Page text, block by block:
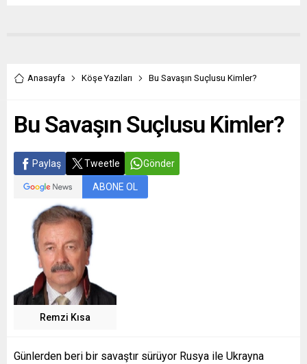
Anasayfa Köşe Yazıları Bu Savaşın Suçlusu Kimler?
Bu Savaşın Suçlusu Kimler?
Paylaş Tweetle Gönder
ABONE OL
Remzi Kısa
Günlerden beri bir savaştır sürüyor Rusya ile Ukrayna